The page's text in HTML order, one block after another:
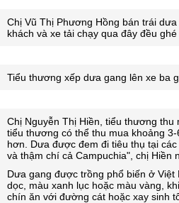
Chị Vũ Thị Phương Hồng bán trái
khách và xe tải chạy qua đây đều
Tiểu thương xếp dưa gang lên xe ba
Chị Nguyễn Thị Hiền, tiểu thương
tiểu thương có thể thu mua khoảng
hơn. Dưa được đem đi tiêu thụ tại
và thậm chí cả Campuchia", chị Hiền
Dưa gang được trồng phổ biến ở
dọc, màu xanh lục hoặc màu vàng,
chín ăn với đường cát hoặc xay sinh